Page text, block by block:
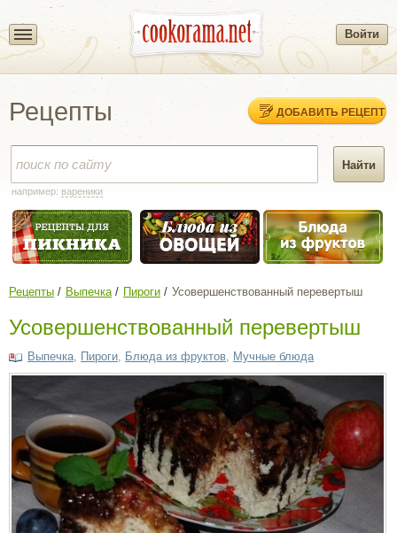
Войти
Рецепты ДОБАВИТЬ РЕЦЕПТ
например: вареники
Рецепты Выпечка Пироги Усовершенствованный перевертыш
Усовершенствованный перевертыш
Выпечка Пироги Блюда из фруктов Мучные блюда